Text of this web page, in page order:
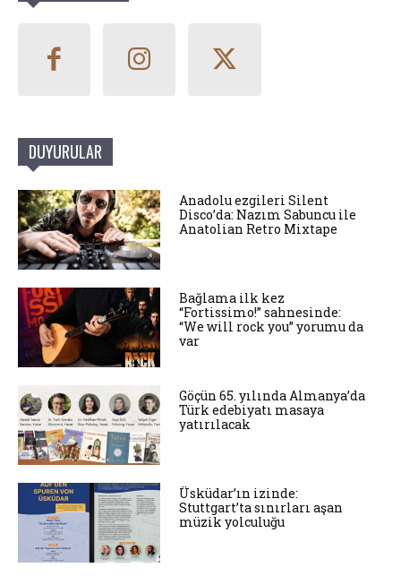
DUYURULAR
Anadolu ezgileri Silent
Disco’da: Nazım Sabuncu ile
Anatolian Retro Mixtape
Bağlama ilk kez
“Fortissimo!” sahnesinde:
“We will rock you” yorumu da
var
Göçün 65. yılında Almanya’da
Türk edebiyatı masaya
yatırılacak
Üsküdar’ın izinde:
Stuttgart’ta sınırları aşan
müzik yolculuğu